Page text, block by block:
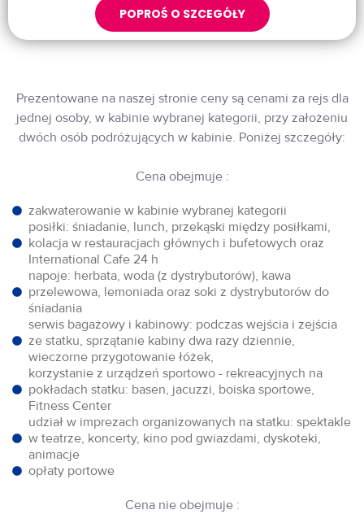
POPROŚ O SZCEGÓŁY
Prezentowane na naszej stronie ceny są cenami za rejs dla
jednej osoby, w kabinie wybranej kategorii, przy założeniu
dwóch osób podróżujących w kabinie. Poniżej szczegóły:
Cena obejmuje :
zakwaterowanie w kabinie wybranej kategorii
posiłki: śniadanie, lunch, przekąski między posiłkami,
kolacja w restauracjach głównych i bufetowych oraz
International Cafe 24 h
napoje: herbata, woda (z dystrybutorów), kawa
przelewowa, lemoniada oraz soki z dystrybutorów do
śniadania
serwis bagażowy i kabinowy: podczas wejścia i zejścia
ze statku, sprzątanie kabiny dwa razy dziennie,
wieczorne przygotowanie łóżek,
korzystanie z urządzeń sportowo - rekreacyjnych na
pokładach statku: basen, jacuzzi, boiska sportowe,
Fitness Center
udział w imprezach organizowanych na statku: spektakle
w teatrze, koncerty, kino pod gwiazdami, dyskoteki,
animacje
opłaty portowe
Cena nie obejmuje :